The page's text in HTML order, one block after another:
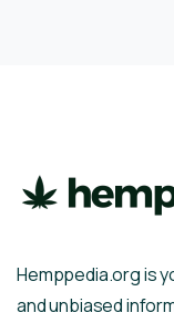
Hemppedia.org is
and unbiased